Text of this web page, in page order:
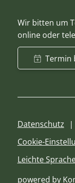
Wir bitten um
online oder
Termin
Datenschutz
Cookie-
Leichte
powered by